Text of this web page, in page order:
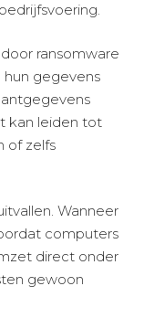
ransomware
gegevens
kan leiden tot
of zelfs
Wanneer
computers
direct onder
gewoon